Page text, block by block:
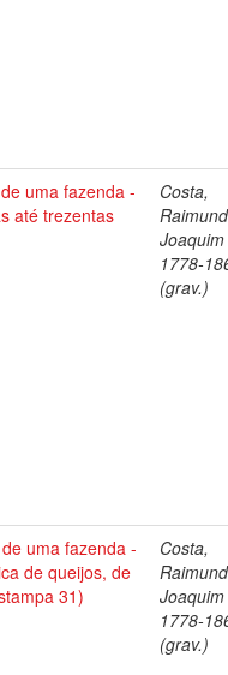
uma fazenda -
até trezentas
Costa,
Joaquim
1778-
(grav.)
uma fazenda -
de queijos, de
31)
Costa,
Joaquim
1778-
(grav.)